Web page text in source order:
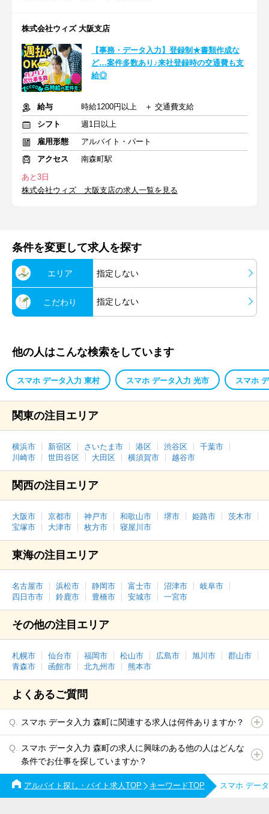
株式会社ウィズ 大阪支店
【事務・データ入力】登録制★書類作成な
ど…案件多数あり♪来社登録時の交通費も支
給◎
給与
時給1200円以上 ＋ 交通費支給
シフト
週1日以上
雇用形態
アルバイト・パート
アクセス
南森町駅
あと3日
株式会社ウィズ 大阪支店の求人一覧を見る
条件を変更して求人を探す
エリア 指定しない
こだわり 指定しない
他の人はこんな検索をしています
スマホ データ入力 東村 スマホ データ入力 光市 スマホ
関東の注目エリア
横浜市 新宿区 さいたま市 港区 渋谷区
千葉市
川崎市
世田谷区 大田区 横須賀市 越谷市
関西の注目エリア
大阪市 京都市 神戸市 和歌山市 堺市 姫路市
茨木市
宝塚市
大津市 枚方市 寝屋川市
東海の注目エリア
名古屋市 浜松市 静岡市 富士市 沼津市
岐阜市
四日市市
鈴鹿市 豊橋市 安城市 一宮市
その他の注目エリア
札幌市 仙台市 福岡市 松山市 広島市 旭川市
郡山市
青森市
函館市 北九州市 熊本市
よくあるご質問
スマホ データ入力 森町に関連する求人は何件ありますか？
スマホ データ入力 森町の求人に興味のある他の人はどんな
条件でお仕事を探していますか？
アルバイト探し・バイト求人TOP キーワードTOP スマホ デー